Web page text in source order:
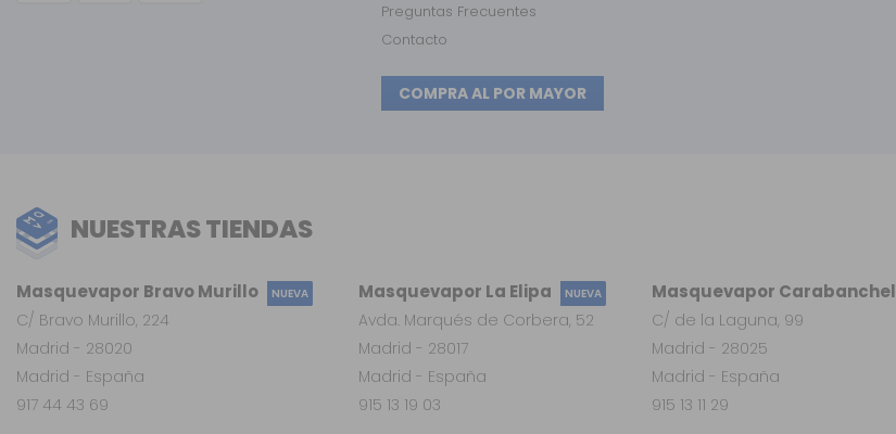
Preguntas Frecuentes
Contacto
COMPRA AL POR MAYOR
NUESTRAS TIENDAS
Masquevapor Carabanchel
C/ de la Laguna, 99
Madrid - 28025
Madrid - España
915 13 11 29
Masquevapor La Elipa NUEVA
Avda. Marqués de Corbera, 52
Madrid - 28017
Madrid - España
915 13 19 03
Masquevapor Bravo Murillo NUEVA
C/ Bravo Murillo, 224
Madrid - 28020
Madrid - España
917 44 43 69